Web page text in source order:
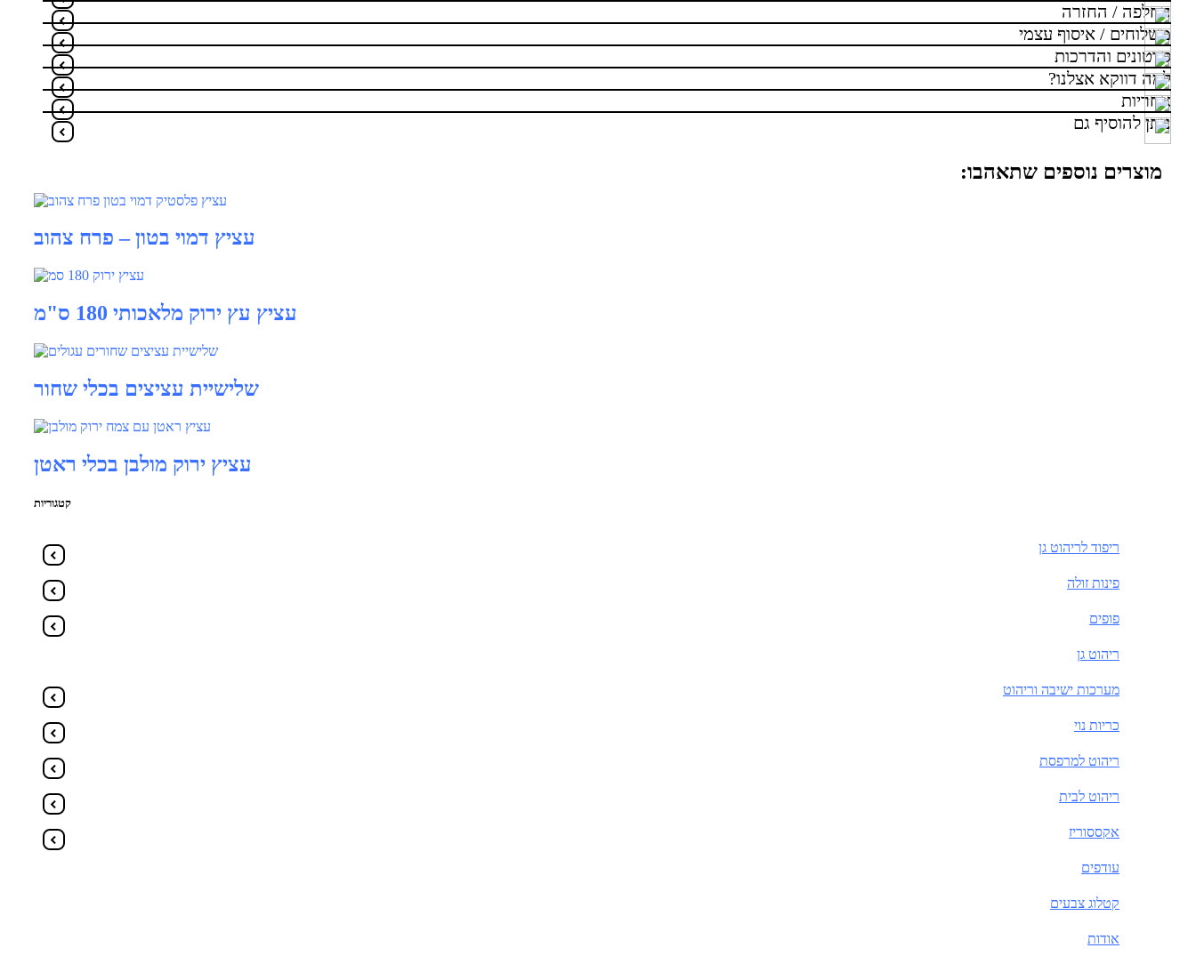
החלפה / החזרה
משלוחים / איסוף עצמי
סרטונים והדרכות
למה דווקא אצלנו?
אחריות
ניתן להוסיף גם
מוצרים נוספים שתאהבו:
עציץ דמוי בטון – פרח צהוב
עציץ עץ ירוק מלאכותי 180 ס"מ
שלישיית עציצים בכלי שחור
עציץ ירוק מולבן בכלי ראטן
קטגוריות
ריפוד לריהוט גן
פינות זולה
פופים
ריהוט גן
מערכות ישיבה וריהוט
כריות נוי
ריהוט למרפסת
ריהוט לבית
אקססוריז
עודפים
קטלוג צבעים
אודות